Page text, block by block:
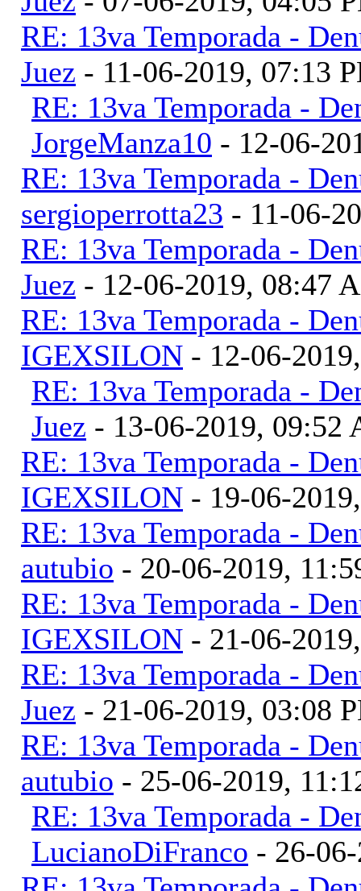
RE: 13va Temporada -
Juez - 11-06-2019, 07:13
RE: 13va Temporada -
JorgeManza10 - 12-06-
RE: 13va Temporada -
sergioperrotta23 - 11-06-
RE: 13va Temporada -
Juez - 12-06-2019, 08:47
RE: 13va Temporada -
IGEXSILON - 12-06-
RE: 13va Temporada -
Juez - 13-06-2019, 09:52
RE: 13va Temporada -
IGEXSILON - 19-06-
RE: 13va Temporada -
autubio - 20-06-2019,
RE: 13va Temporada -
IGEXSILON - 21-06-
RE: 13va Temporada -
Juez - 21-06-2019, 03:08
RE: 13va Temporada -
autubio - 25-06-2019,
RE: 13va Temporada -
LucianoDiFranco - 26-